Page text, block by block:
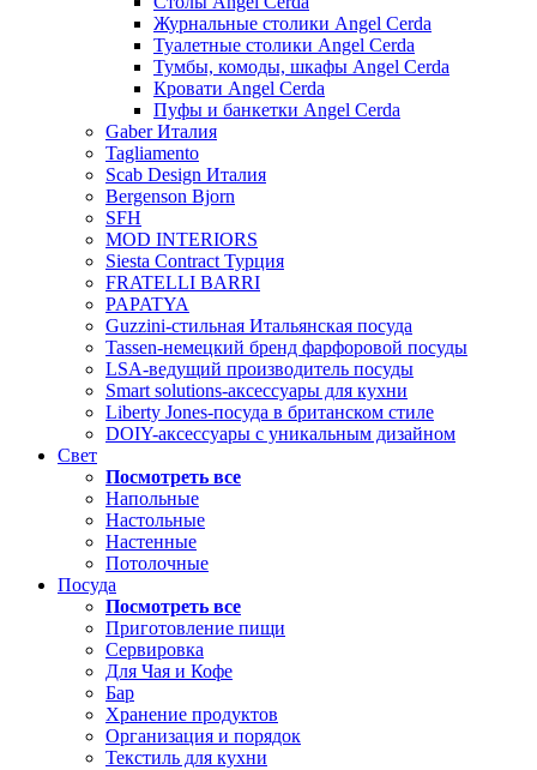
Журнальные столики Angel Cerda
Туалетные столики Angel Cerda
Тумбы, комоды, шкафы Angel Cerda
Кровати Angel Cerda
Пуфы и банкетки Angel Cerda
Gaber Италия
Tagliamento
Scab Design Италия
Bergenson Bjorn
SFH
MOD INTERIORS
Siesta Contract Турция
FRATELLI BARRI
PAPATYA
Guzzini-стильная Итальянская посуда
Tassen-немецкий бренд фарфоровой посуды
LSA-ведущий производитель посуды
Smart solutions-аксессуары для кухни
Liberty Jones-посуда в британском стиле
DOIY-аксессуары с уникальным дизайном
Свет
Посмотреть все
Напольные
Настольные
Настенные
Потолочные
Посуда
Посмотреть все
Приготовление пищи
Сервировка
Для Чая и Кофе
Бар
Хранение продуктов
Организация и порядок
Текстиль для кухни